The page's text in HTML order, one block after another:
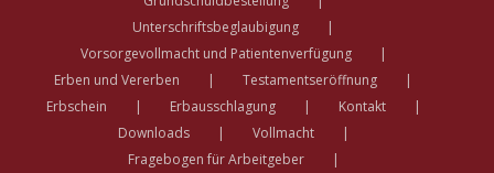
Unterschriftsbeglaubigung
Vorsorgevollmacht und Patientenverfügung
Erben und Vererben
Testamentseröffnung
Erbschein
Erbausschlagung
Kontakt
Downloads
Vollmacht
Fragebogen für Arbeitgeber